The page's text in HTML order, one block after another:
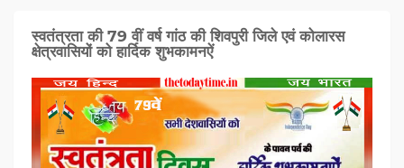
स्वतंत्रता की 79 वीं वर्ष गांठ की शिवपुरी जिले एवं कोलारस
क्षेत्रवासियों को हार्दिक शुभकामनऐं